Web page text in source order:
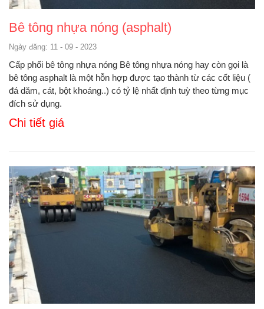
Bê tông nhựa nóng (asphalt)
Ngày đăng: 11 - 09 - 2023
Cấp phối bê tông nhựa nóng Bê tông nhựa nóng hay còn gọi là
bê tông asphalt là một hỗn hợp được tạo thành từ các cốt liệu (
đá dăm, cát, bột khoáng..) có tỷ lệ nhất định tuỳ theo từng mục
đích sử dụng.
Chi tiết giá